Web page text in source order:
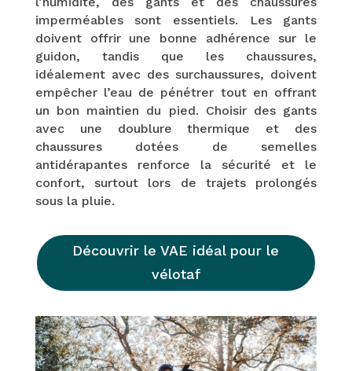
imperméables sont essentiels. Les gants
doivent offrir une bonne adhérence sur le
guidon, tandis que les chaussures,
idéalement avec des surchaussures, doivent
empêcher l’eau de pénétrer tout en offrant
un bon maintien du pied. Choisir des gants
avec une doublure thermique et des
chaussures dotées de semelles
antidérapantes renforce la sécurité et le
confort, surtout lors de trajets prolongés
sous la pluie.
Découvrir le VAE idéal pour le
vélotaf